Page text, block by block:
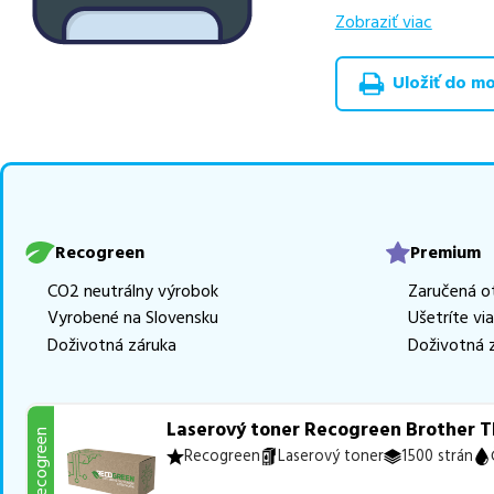
výhodnejšie
RECOGREENv
Celá táto
produkty, aby
môžete sa na nás
najlepšie riešenie.
Zobraziť viac
Uložiť do
Recogreen
CO2 neutrálny výrobok
Vyrobené na Slovensku
Doživotná záruka
Premium
Zaručená
Ušetríte
Doživotná
Recogreen Laserový toner Recogreen Brother
Recogreen Laserový toner 1500 strán